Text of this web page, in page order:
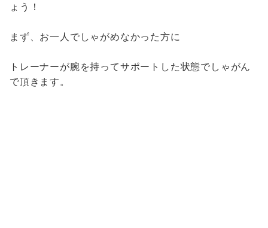
ょう！
まず、お一人でしゃがめなかった方に
トレーナーが腕を持ってサポートした状態でしゃがん
で頂きます。